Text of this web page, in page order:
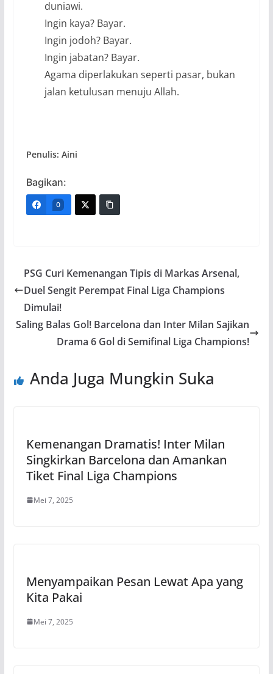
duniawi.
Ingin kaya? Bayar.
Ingin jodoh? Bayar.
Ingin jabatan? Bayar.
Agama diperlakukan seperti pasar, bukan
jalan ketulusan menuju Allah.
Penulis: Aini
Bagikan:
0
PSG Curi Kemenangan Tipis di Markas Arsenal,
Duel Sengit Perempat Final Liga Champions
Dimulai!
Saling Balas Gol! Barcelona dan Inter Milan Sajikan
Drama 6 Gol di Semifinal Liga Champions!
Anda Juga Mungkin Suka
Kemenangan Dramatis! Inter Milan
Singkirkan Barcelona dan Amankan
Tiket Final Liga Champions
Mei 7, 2025
Menyampaikan Pesan Lewat Apa yang
Kita Pakai
Mei 7, 2025